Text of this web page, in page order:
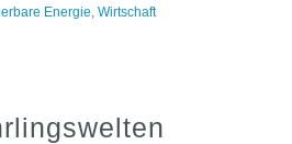
Energie,Wirtschaft